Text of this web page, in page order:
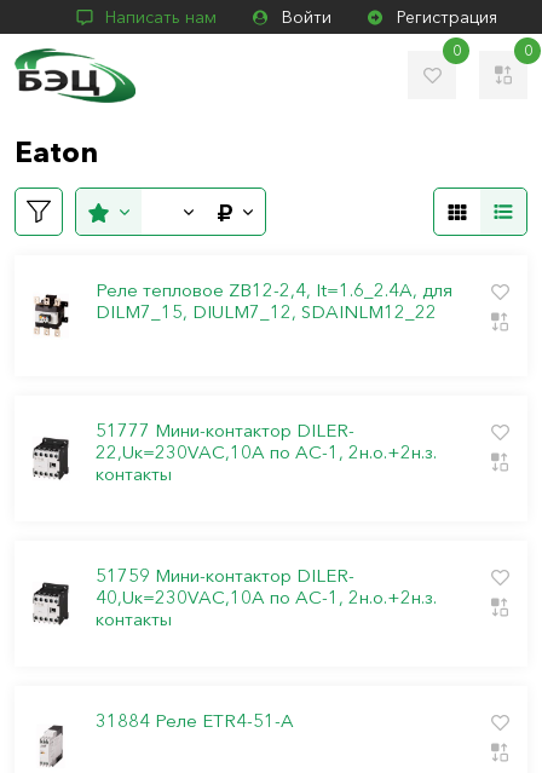
Написать нам Войти Регистрация
0 0
Eaton
Реле тепловое ZB12-2,4, It=1.6_2.4A, для
DILM7_15, DIULM7_12, SDAINLM12_22
51777 Мини-контактор DILER-
22,Uк=230VAC,10А по АС-1, 2н.о.+2н.з.
контакты
51759 Мини-контактор DILER-
40,Uк=230VAC,10А по АС-1, 2н.о.+2н.з.
контакты
31884 Реле ETR4-51-А